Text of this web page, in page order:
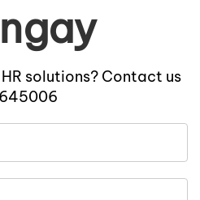
solutions? Contact us